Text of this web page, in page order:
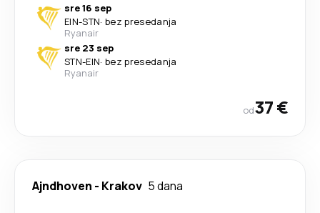
sre 16 sep
EIN-STN· bez presedanja
Ryanair
sre 23 sep
STN-EIN· bez presedanja
Ryanair
od37 €
Ajndhoven - Krakov 5 dana